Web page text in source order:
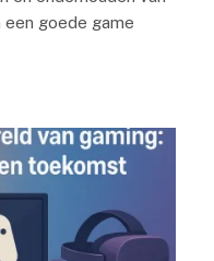
goede game